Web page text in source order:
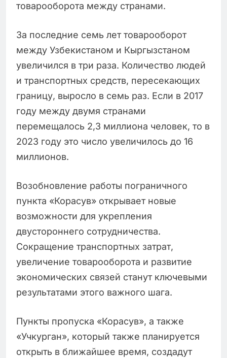
товарооборота между странами.
За последние семь лет товарооборот
между Узбекистаном и Кыргызстаном
увеличился в три раза. Количество людей
и транспортных средств, пересекающих
границу, выросло в семь раз. Если в 2017
году между двумя странами
перемещалось 2,3 миллиона человек, то в
2023 году это число увеличилось до 16
миллионов.
Возобновление работы пограничного
пункта «Корасув» открывает новые
возможности для укрепления
двустороннего сотрудничества.
Сокращение транспортных затрат,
увеличение товарооборота и развитие
экономических связей станут ключевыми
результатами этого важного шага.
Пункты пропуска «Корасув», а также
«Учкурган», который также планируется
открыть в ближайшее время, создадут